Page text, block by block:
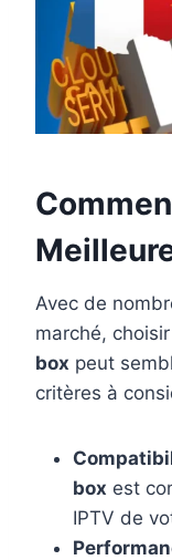
Avec de
marché,
box peut
critères à
box est
IPTV de